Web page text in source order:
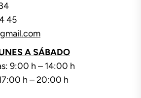
45
A SÁBADO
9:00 h – 14:00 h
h – 20:00 h